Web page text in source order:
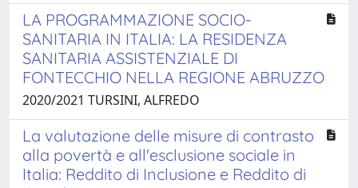
LA PROGRAMMAZIONE SOCIO-
SANITARIA IN ITALIA: LA RESIDENZA
SANITARIA ASSISTENZIALE DI
FONTECCHIO NELLA REGIONE ABRUZZO
2020/2021 TURSINI, ALFREDO
La valutazione delle misure di contrasto
alla povertà e all'esclusione sociale in
Italia: Reddito di Inclusione e Reddito di